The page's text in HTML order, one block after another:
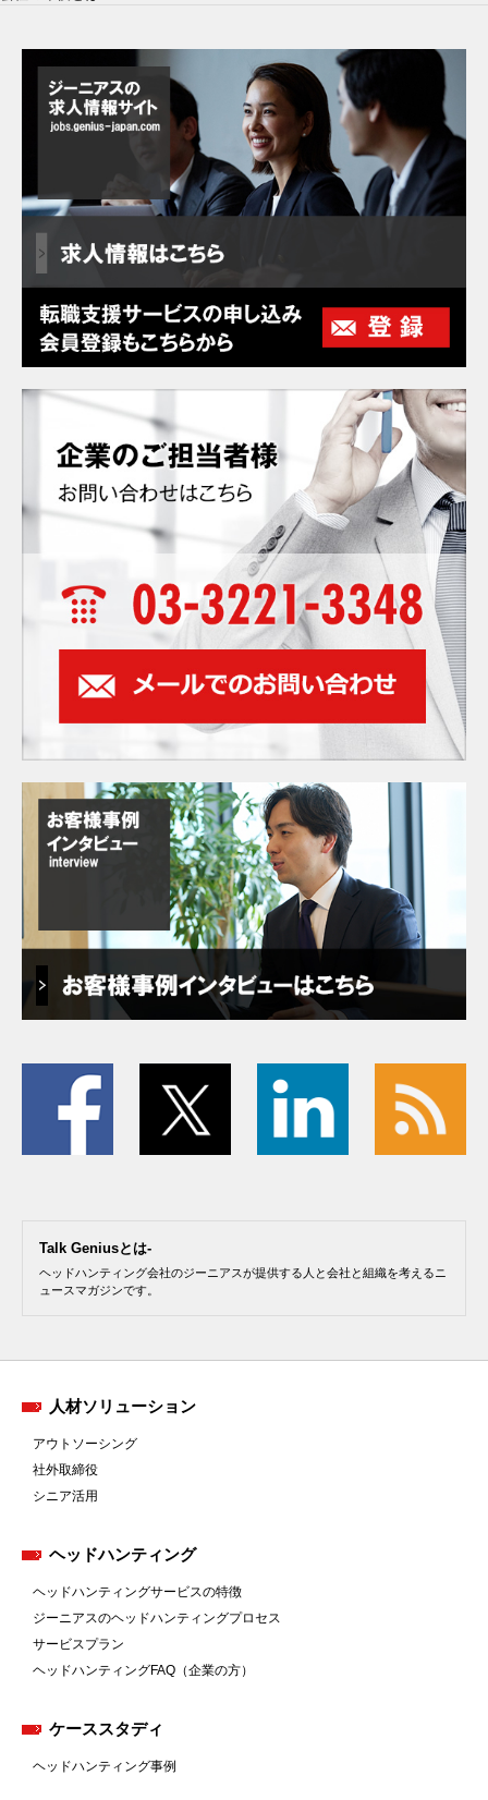
Talk Geniusとは-
ヘッドハンティング会社のジーニアスが提供する人と会社と組織を考えるニ
ュースマガジンです。
人材ソリューション
アウトソーシング
社外取締役
シニア活用
ヘッドハンティング
ヘッドハンティングサービスの特徴
ジーニアスのヘッドハンティングプロセス
サービスプラン
ヘッドハンティングFAQ（企業の方）
ケーススタディ
ヘッドハンティング事例